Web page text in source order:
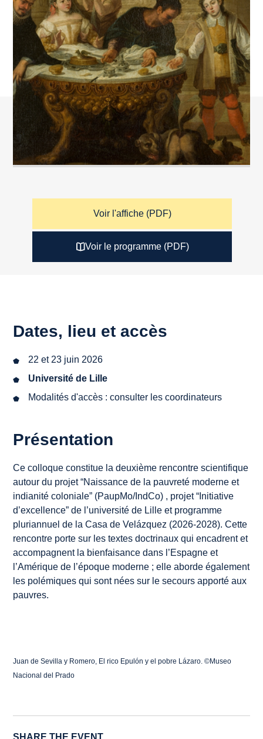
Voir l'affiche (PDF)
Voir le programme (PDF)
Dates, lieu et accès
22 et 23 juin 2026
Université de Lille
Modalités d'accès : consulter les coordinateurs
Présentation
Ce colloque constitue la deuxième rencontre scientifique
autour du projet “Naissance de la pauvreté moderne et
indianité coloniale” (PaupMo/IndCo) , projet “Initiative
d’excellence” de l’université de Lille et programme
pluriannuel de la Casa de Velázquez (2026-2028). Cette
rencontre porte sur les textes doctrinaux qui encadrent et
accompagnent la bienfaisance dans l’Espagne et
l’Amérique de l’époque moderne ; elle aborde également
les polémiques qui sont nées sur le secours apporté aux
pauvres.
Juan de Sevilla y Romero, El rico Epulón y el pobre Lázaro. ©Museo
Nacional del Prado
SHARE THE EVENT